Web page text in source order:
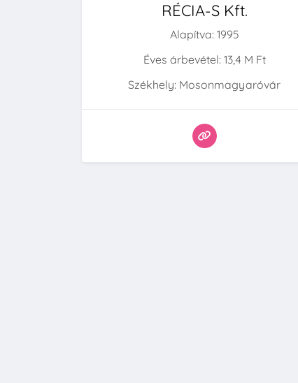
RÉCIA-S Kft.
Alapítva: 1995
Éves árbevétel: 13,4 M Ft
Székhely: Mosonmagyaróvár